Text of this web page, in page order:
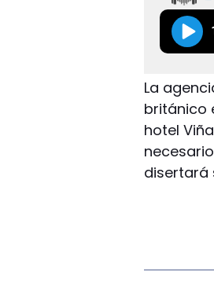
La
británico
hotel
disertará